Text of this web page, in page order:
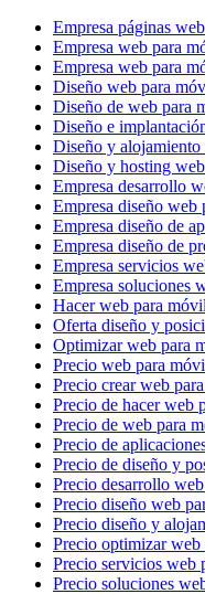
Empresa páginas
Empresa web para
Empresa web para
Diseño web para
Diseño de web para
Diseño e
Diseño y
Diseño y hosting
Empresa desarrollo
Empresa diseño
Empresa diseño de
Empresa diseño de
Empresa servicios
Empresa soluciones
Hacer web para
Oferta diseño y
Optimizar web para
Precio web para
Precio crear web
Precio de hacer web
Precio de web para
Precio de
Precio de diseño y
Precio desarrollo
Precio diseño web
Precio diseño y
Precio optimizar
Precio servicios web
Precio soluciones